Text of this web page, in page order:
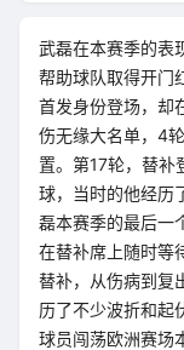
武磊在本赛季的表
帮助球队取得开门
首发身份登场，却
伤无缘大名单，4
置。第17轮，替补
球，当时的他经历
磊本赛季的最后一
在替补席上随时等
替补，从伤病到复
历了不少波折和起
球员闯荡欧洲赛场